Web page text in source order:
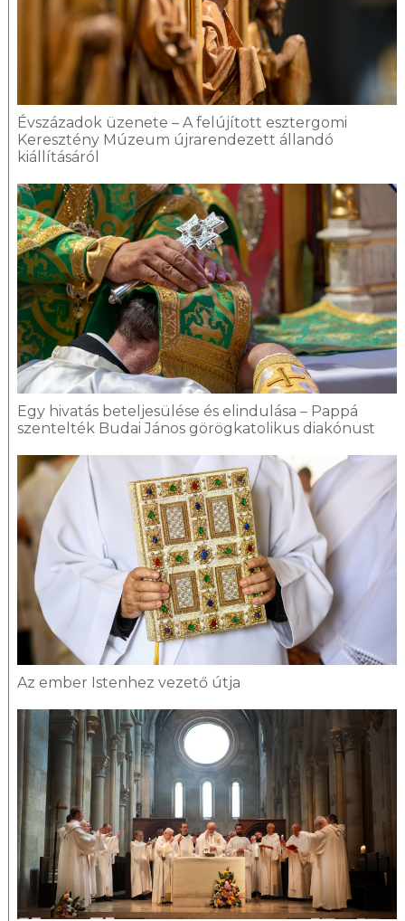
Évszázadok üzenete – A felújított esztergomi
Keresztény Múzeum újrarendezett állandó
kiállításáról
Egy hivatás beteljesülése és elindulása – Pappá
szentelték Budai János görögkatolikus diakónust
Az ember Istenhez vezető útja